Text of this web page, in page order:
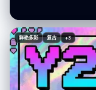
• 从上往下的高机位 •
效果：离镜头最近的身
终效果必须像一张大胆
风格 靠近镜头的身体部位（1–2 个，有时 3 个）： – 每一张编辑图中，选择
一到两个主要身体部位
个） – 在不同图像之
以靠近镜头的身体部位
只脚 / 鞋子 / 靴子贴近
中靠近镜头的肩膀或胸
鲜艳多彩 复古 +3